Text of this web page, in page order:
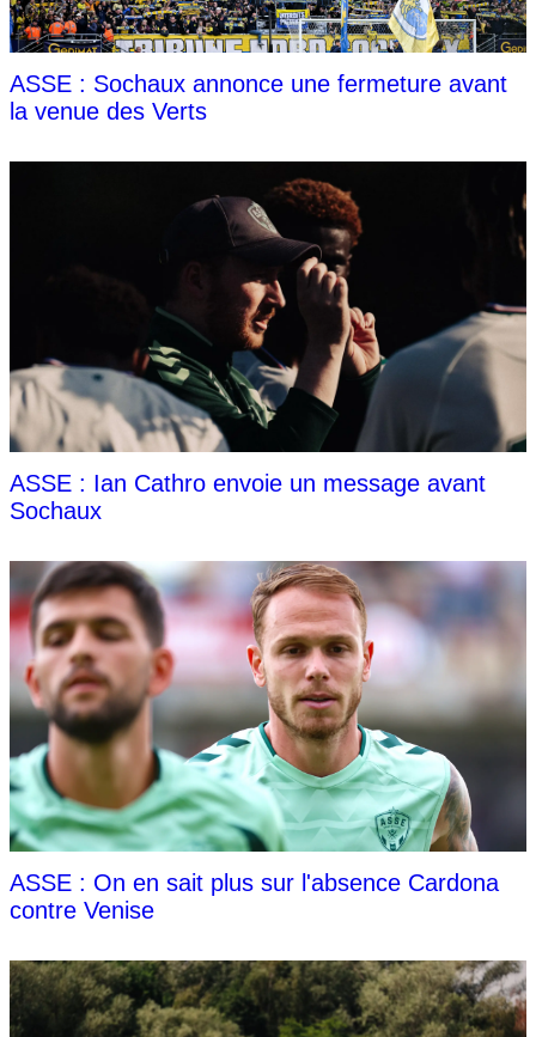
ASSE : Sochaux annonce une fermeture avant
la venue des Verts
ASSE : Ian Cathro envoie un message avant
Sochaux
ASSE : On en sait plus sur l'absence Cardona
contre Venise